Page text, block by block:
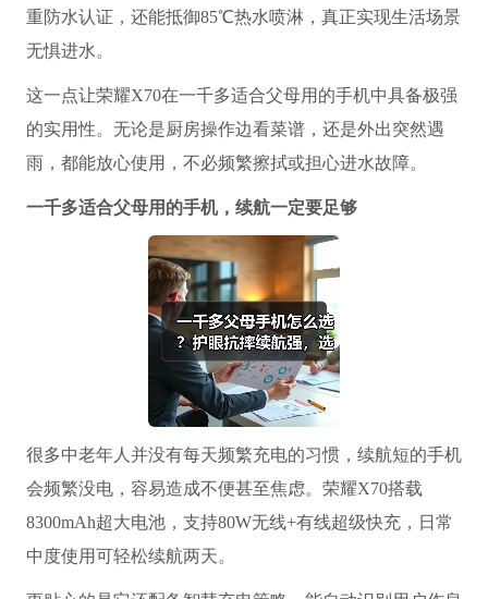
重防水认证，还能抵御85℃热水喷淋，真正实现生活场景
无惧进水。
这一点让荣耀X70在一千多适合父母用的手机中具备极强
的实用性。无论是厨房操作边看菜谱，还是外出突然遇
雨，都能放心使用，不必频繁擦拭或担心进水故障。
一千多适合父母用的手机，续航一定要足够
很多中老年人并没有每天频繁充电的习惯，续航短的手机
会频繁没电，容易造成不便甚至焦虑。荣耀X70搭载
8300mAh超大电池，支持80W无线+有线超级快充，日常
中度使用可轻松续航两天。